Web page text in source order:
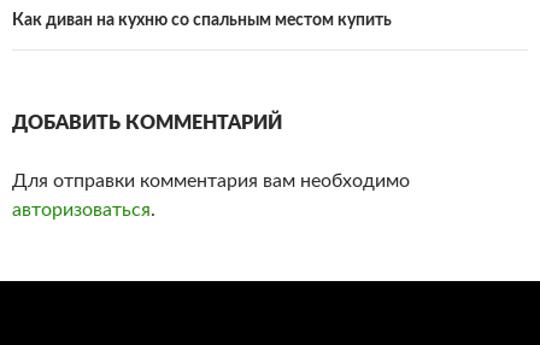
записям
Как диван на кухню со спальным местом купить
ДОБАВИТЬ КОММЕНТАРИЙ
Для отправки комментария вам необходимо
авторизоваться.